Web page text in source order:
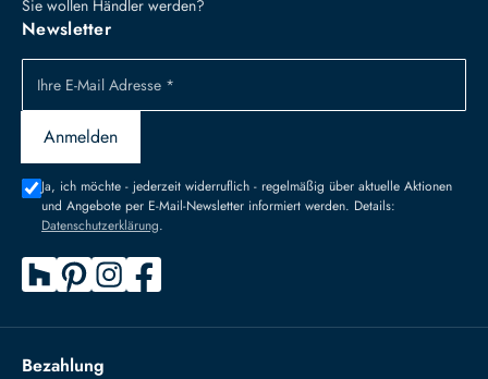
Sie wollen Händler werden?
Newsletter
Ihre E-Mail Adresse *
Anmelden
Ja, ich möchte - jederzeit widerruflich - regelmäßig über aktuelle Aktionen
und Angebote per E-Mail-Newsletter informiert werden. Details:
Datenschutzerklärung.
Bezahlung